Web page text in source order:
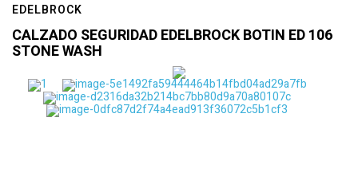
EDELBROCK
CALZADO SEGURIDAD EDELBROCK BOTIN ED 106
STONE WASH